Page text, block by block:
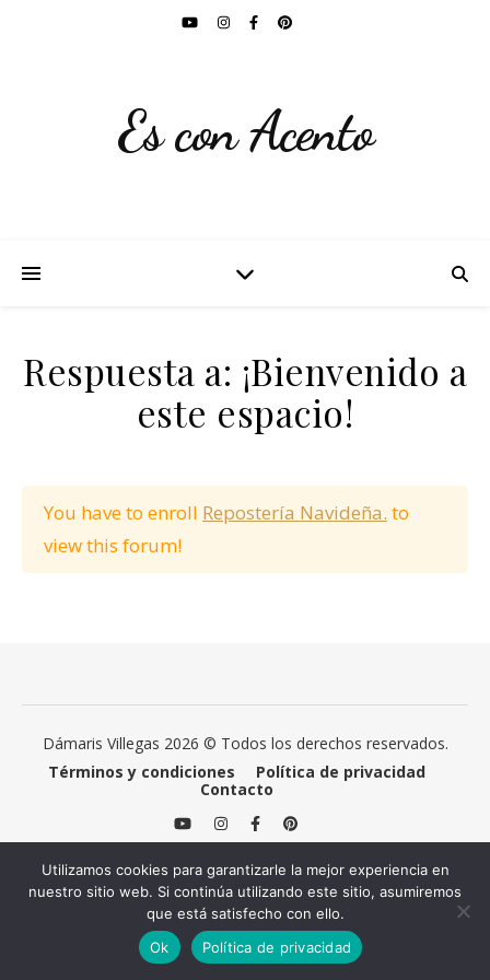
Es con Acento
Respuesta a: ¡Bienvenido a
este espacio!
You have to enroll Repostería Navideña. to
view this forum!
Dámaris Villegas 2026 © Todos los derechos reservados.
Términos y condiciones
Política de privacidad
Contacto
Utilizamos cookies para garantizarle la mejor experiencia en
nuestro sitio web. Si continúa utilizando este sitio, asumiremos
que está satisfecho con ello.
Ok
Política de privacidad